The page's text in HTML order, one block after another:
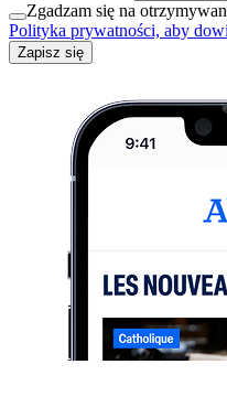
Zgadzam się na
Polityka prywatności, aby
Zapisz się